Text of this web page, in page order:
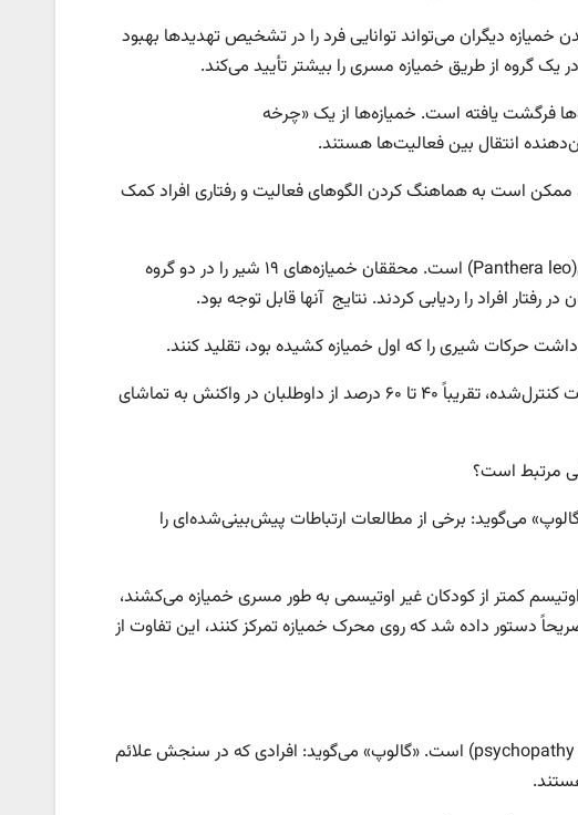
دیگران می‌تواند توانایی فرد را در تشخیص تهدیدها بهبود
گروه از طریق خمیازه مسری را بیشتر تأیید می‌کند.
فرگشت یافته است. خمیازه‌ها از یک «چرخه
ممکن است به هماهنگ کردن الگوهای فعالیت و رفتاری افراد کمک
این فرضیه حاصل از یک مطالعه جدید روی شیرهای وحشی آفریقایی(Panthera leo) است. محققان خمیازه‌های ۱۹ شیر را در دو گروه
افراد را ردیابی کردند. نتایج آنها قابل توجه بود.
همه به یک اندازه مستعد خمیازه کشیدن مسری نیستند. در مطالعات کنترل‌شده، تقریباً ۴۰ تا ۶۰ درصد از داوطلبان در واکنش به تماشای
مرتبط است؟
می‌گوید: برخی از مطالعات ارتباطات پیش‌بینی‌شده‌ای را
کمتر از کودکان غیر اوتیسمی به طور مسری خمیازه می‌کشند،
دستور داده شد که روی محرک خمیازه تمرکز کنند، این تفاوت از
یکی از یافته‌های ثابت، ارتباط منفی بین خمیازه مسری و «روان‌آزاری»( psychopathy) است. «گالوپ» می‌گوید: افرادی که در سنجش علائم